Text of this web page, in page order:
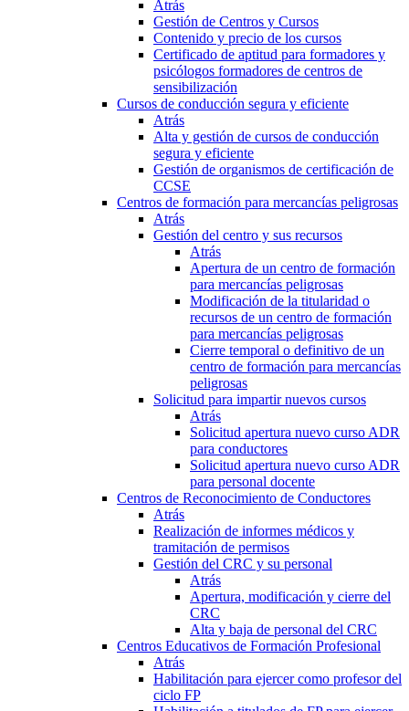
Atrás
Gestión de Centros y Cursos
Contenido y precio de los cursos
Certificado de aptitud para formadores y
psicólogos formadores de centros de
sensibilización
Cursos de conducción segura y eficiente
Atrás
Alta y gestión de cursos de conducción
segura y eficiente
Gestión de organismos de certificación de
CCSE
Centros de formación para mercancías peligrosas
Atrás
Gestión del centro y sus recursos
Atrás
Apertura de un centro de formación
para mercancías peligrosas
Modificación de la titularidad o
recursos de un centro de formación
para mercancías peligrosas
Cierre temporal o definitivo de un
centro de formación para mercancías
peligrosas
Solicitud para impartir nuevos cursos
Atrás
Solicitud apertura nuevo curso ADR
para conductores
Solicitud apertura nuevo curso ADR
para personal docente
Centros de Reconocimiento de Conductores
Atrás
Realización de informes médicos y
tramitación de permisos
Gestión del CRC y su personal
Atrás
Apertura, modificación y cierre del
CRC
Alta y baja de personal del CRC
Centros Educativos de Formación Profesional
Atrás
Habilitación para ejercer como profesor del
ciclo FP